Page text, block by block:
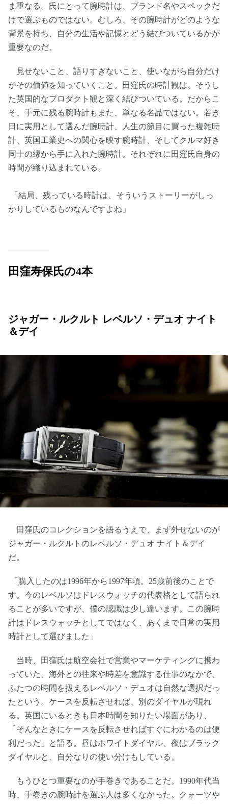
ま重なる。氏にとって腕時計は、ブランド名やスペックだ
けで選ぶものではない。むしろ、その腕時計がどのような
背景を持ち、自分の生活や記憶とどう結びついているかが
重要なのだ。
見せないこと、語りすぎないこと、使いながら自分だけ
がその価値を知っていくこと。田窪氏の時計観は、そうし
た英国的なプロダクト観と深く結びついている。だからこ
そ、手元に残る腕時計もまた、単なる名品ではない。若き
日に実用として選んだ腕時計、人生の節目に買った複雑時
計、英国工業史への関心を映す腕時計、そしてクルマ好き
同士の縁から手に入れた腕時計。それぞれに田窪氏自身の
時間が織り込まれている。
「結局、残っている時計は、そういうストーリーがしっ
かりしているものなんですよね」
田窪寿保氏の4本
ジャガー・ルクルト レベルソ・デュオ ナイト
＆デイ
田窪氏のコレクションを語るうえで、まず外せないのが
ジャガー・ルクルトのレベルソ・デュオ ナイト＆デイ
だ。
「購入したのは1996年から1997年頃。25歳前後のことで
す。今のレベルソはドレスウォッチの代表格として語られ
ることが多いですが、僕の認識は少し違います。この腕時
計はドレスウォッチとしてではなく、あくまで日常の実用
時計として選びました」
当時、田窪氏は航空会社で営業やマーケティングに携わ
っていた。海外との往来や時差を意識する仕事のなかで、
ふたつの時間を扱えるレベルソ・デュオは自然な選択だっ
たという。ケースを反転させれば、別のダイヤルが現れ
る。英国にいるときも日本時間を知りたい場面があり、
「そんなときにケースを反転させればすぐにわかるのは便
利だった」と語る。昼はホワイトダイヤル、夜はブラック
ダイヤルと、自分なりの使い分けもしている。
もうひとつ重要なのが手巻きであることだ。1990年代当
時、手巻きの腕時計を選ぶ人は多くなかった。クォーツや